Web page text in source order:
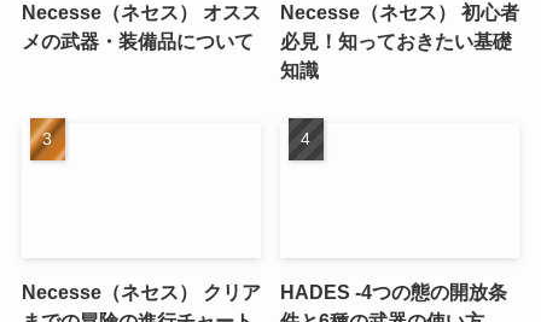
Necesse（ネセス） オスス
メの武器・装備品について
Necesse（ネセス） 初心者
必見！知っておきたい基礎
知識
Necesse（ネセス） クリア
HADES -4つの態の開放条